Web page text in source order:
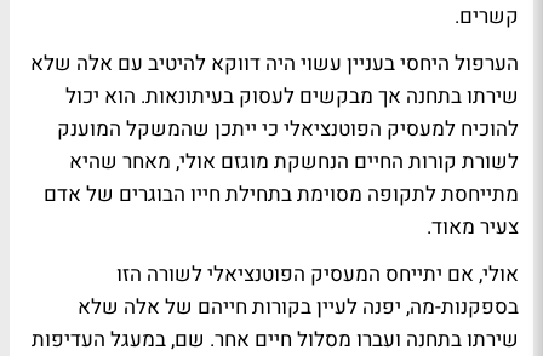
קשרים.
הערפול היחסי בעניין עשוי היה דווקא להיטיב עם אלה שלא
שירתו בתחנה אך מבקשים לעסוק בעיתונאות. הוא יכול
להוכיח למעסיק הפוטנציאלי כי ייתכן שהמשקל המוענק
לשורת קורות החיים הנחשקת מוגזם אולי, מאחר שהיא
מתייחסת לתקופה מסוימת בתחילת חייו הבוגרים של אדם
צעיר מאוד.
אולי, אם יתייחס המעסיק הפוטנציאלי לשורה הזו
בספקנות-מה, יפנה לעיין בקורות חייהם של אלה שלא
שירתו בתחנה ועברו מסלול חיים אחר. שם, במעגל העדיפות